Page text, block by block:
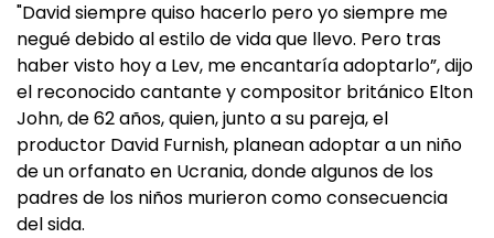
"David siempre quiso hacerlo pero yo siempre me
negué debido al estilo de vida que llevo. Pero tras
haber visto hoy a Lev, me encantaría adoptarlo”, dijo
el reconocido cantante y compositor británico Elton
John, de 62 años, quien, junto a su pareja, el
productor David Furnish, planean adoptar a un niño
de un orfanato en Ucrania, donde algunos de los
padres de los niños murieron como consecuencia
del sida.